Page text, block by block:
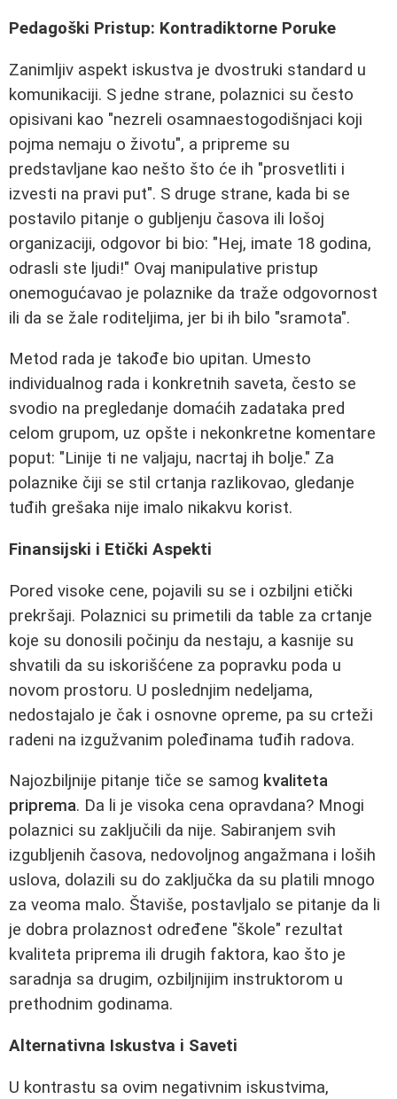
Pedagoški Pristup: Kontradiktorne Poruke
Zanimljiv aspekt iskustva je dvostruki standard u
komunikaciji. S jedne strane, polaznici su često
opisivani kao "nezreli osamnaestogodišnjaci koji
pojma nemaju o životu", a pripreme su
predstavljane kao nešto što će ih "prosvetliti i
izvesti na pravi put". S druge strane, kada bi se
postavilo pitanje o gubljenju časova ili lošoj
organizaciji, odgovor bi bio: "Hej, imate 18 godina,
odrasli ste ljudi!" Ovaj manipulative pristup
onemogućavao je polaznike da traže odgovornost
ili da se žale roditeljima, jer bi ih bilo "sramota".
Metod rada je takođe bio upitan. Umesto
individualnog rada i konkretnih saveta, često se
svodio na pregledanje domaćih zadataka pred
celom grupom, uz opšte i nekonkretne komentare
poput: "Linije ti ne valjaju, nacrtaj ih bolje." Za
polaznike čiji se stil crtanja razlikovao, gledanje
tuđih grešaka nije imalo nikakvu korist.
Finansijski i Etički Aspekti
Pored visoke cene, pojavili su se i ozbiljni etički
prekršaji. Polaznici su primetili da table za crtanje
koje su donosili počinju da nestaju, a kasnije su
shvatili da su iskorišćene za popravku poda u
novom prostoru. U poslednjim nedeljama,
nedostajalo je čak i osnovne opreme, pa su crteži
radeni na izgužvanim poleđinama tuđih radova.
Najozbiljnije pitanje tiče se samog kvaliteta
priprema. Da li je visoka cena opravdana? Mnogi
polaznici su zaključili da nije. Sabiranjem svih
izgubljenih časova, nedovoljnog angažmana i loših
uslova, dolazili su do zaključka da su platili mnogo
za veoma malo. Štaviše, postavljalo se pitanje da li
je dobra prolaznost određene "škole" rezultat
kvaliteta priprema ili drugih faktora, kao što je
saradnja sa drugim, ozbiljnijim instruktorom u
prethodnim godinama.
Alternativna Iskustva i Saveti
U kontrastu sa ovim negativnim iskustvima,